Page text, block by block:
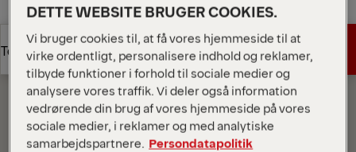
Technical Specs
Technical Specs
Get a Quote
Get a Quote
Diagrams
DETTE WEBSITE BRUGER COOKIES.
Vi bruger cookies til, at få vores hjemmeside til at
virke ordentligt, personalisere indhold og reklamer,
tilbyde funktioner i forhold til sociale medier og
analysere vores traffik. Vi deler også information
vedrørende din brug af vores hjemmeside på vores
sociale medier, i reklamer og med analytiske
samarbejdspartnere. Persondatapolitik